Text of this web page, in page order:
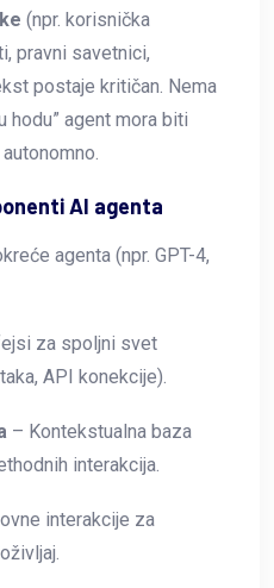
(npr. korisnička
pravni savetnici,
postaje kritičan. Nema
hodu” agent mora biti
AI agenta
agenta (npr. GPT-4,
za spoljni svet
API konekcije).
– Kontekstualna baza
interakcija.
interakcije za